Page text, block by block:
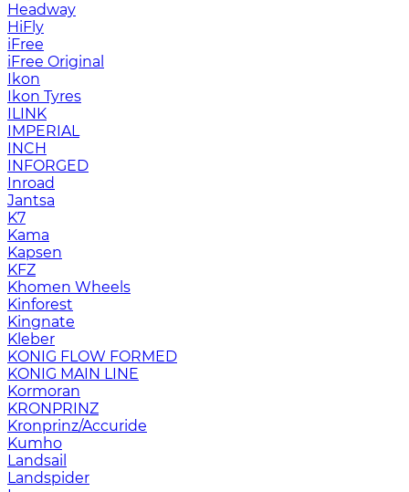
Headway
HiFly
iFree
iFree Original
Ikon
Ikon Tyres
ILINK
IMPERIAL
INCH
INFORGED
Inroad
Jantsa
K7
Kama
Kapsen
KFZ
Khomen Wheels
Kinforest
Kingnate
Kleber
KONIG FLOW FORMED
KONIG MAIN LINE
Kormoran
KRONPRINZ
Kronprinz/Accuride
Kumho
Landsail
Landspider